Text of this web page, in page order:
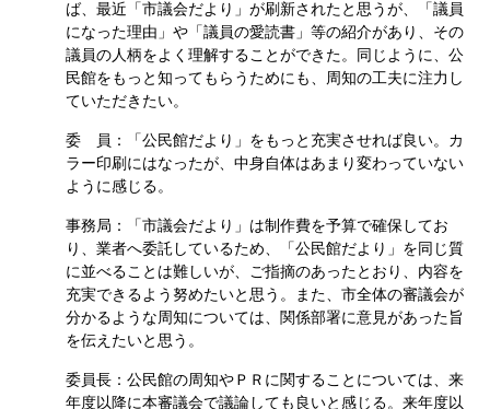
ば、最近「市議会だより」が刷新されたと思うが、「議員
になった理由」や「議員の愛読書」等の紹介があり、その
議員の人柄をよく理解することができた。同じように、公
民館をもっと知ってもらうためにも、周知の工夫に注力し
ていただきたい。
委 員：「公民館だより」をもっと充実させれば良い。カ
ラー印刷にはなったが、中身自体はあまり変わっていない
ように感じる。
事務局：「市議会だより」は制作費を予算で確保してお
り、業者へ委託しているため、「公民館だより」を同じ質
に並べることは難しいが、ご指摘のあったとおり、内容を
充実できるよう努めたいと思う。また、市全体の審議会が
分かるような周知については、関係部署に意見があった旨
を伝えたいと思う。
委員長：公民館の周知やＰＲに関することについては、来
年度以降に本審議会で議論しても良いと感じる。来年度以